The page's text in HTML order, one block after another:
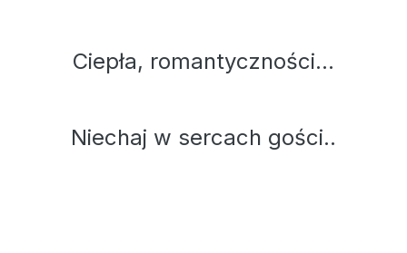
Ciepła, romantyczności...
Niechaj w sercach gości..